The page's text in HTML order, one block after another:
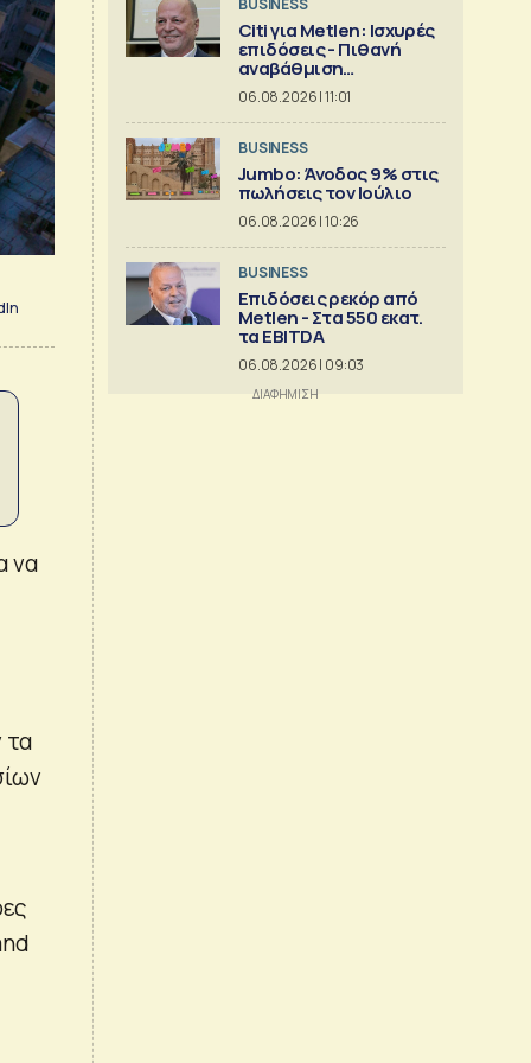
να
τα
BUSINESS
Citi για Metlen: Ισχυρές
επιδόσεις - Πιθανή
αναβάθμιση
προβλέψεων
06.08.2026 | 11:01
BUSINESS
Jumbo: Άνοδος 9% στις
πωλήσεις τον Ιούλιο
06.08.2026 | 10:26
BUSINESS
Επιδόσεις ρεκόρ από
Metlen - Στα 550 εκατ.
τα EBITDA
06.08.2026 | 09:03